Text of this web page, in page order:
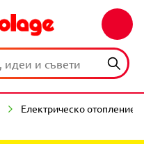
Електрическо отопление